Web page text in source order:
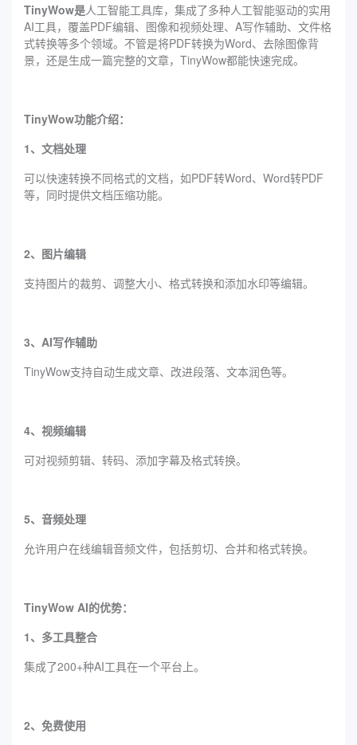
TinyWow是人工智能工具库，集成了多种人工智能驱动的实用
AI工具，覆盖PDF编辑、图像和视频处理、A写作辅助、文件格
式转换等多个领域。不管是将PDF转换为Word、去除图像背
景，还是生成一篇完整的文章，TinyWow都能快速完成。
TinyWow功能介绍：
1、文档处理
可以快速转换不同格式的文档，如PDF转Word、Word转PDF
等，同时提供文档压缩功能。
2、图片编辑
支持图片的裁剪、调整大小、格式转换和添加水印等编辑。
3、AI写作辅助
TinyWow支持自动生成文章、改进段落、文本润色等。
4、视频编辑
可对视频剪辑、转码、添加字幕及格式转换。
5、音频处理
允许用户在线编辑音频文件，包括剪切、合并和格式转换。
TinyWow AI的优势：
1、多工具整合
集成了200+种AI工具在一个平台上。
2、免费使用